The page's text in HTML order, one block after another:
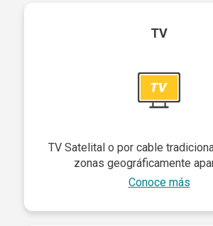
TV
TV Satelital o por cable
zonas geográficamente
Conoce más